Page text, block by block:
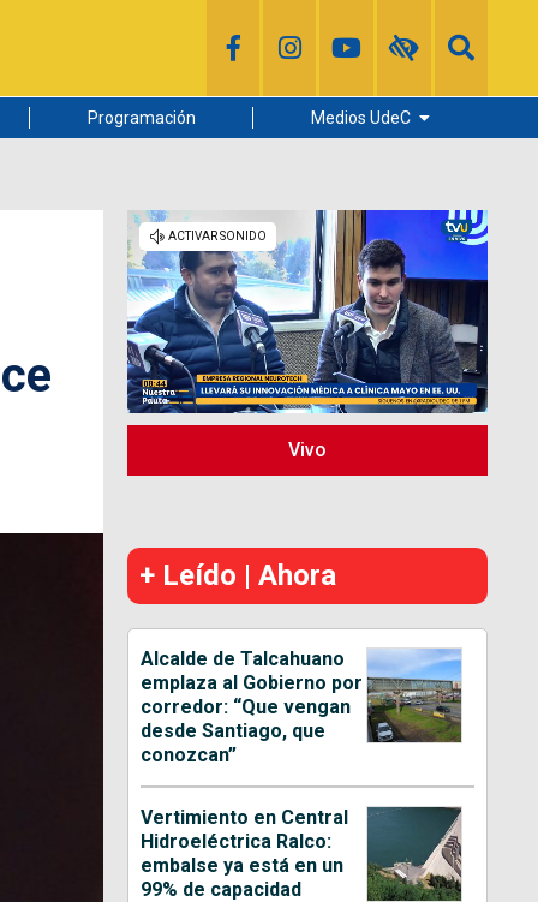
Programación Medios UdeC
Radio UdeC
Noticias UdeC
La Discusión
Vivo
+ Leído | Ahora
Alcalde de Talcahuano
emplaza al Gobierno por
corredor: “Que vengan
desde Santiago, que
conozcan”
Vertimiento en Central
Hidroeléctrica Ralco:
embalse ya está en un
99% de capacidad